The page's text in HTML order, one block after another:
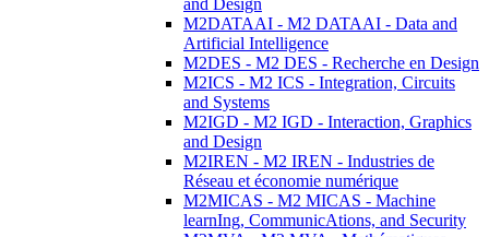
and Design
M2DATAAI - M2 DATAAI - Data and
Artificial Intelligence
M2DES - M2 DES - Recherche en Design
M2ICS - M2 ICS - Integration, Circuits
and Systems
M2IGD - M2 IGD - Interaction, Graphics
and Design
M2IREN - M2 IREN - Industries de
Réseau et économie numérique
M2MICAS - M2 MICAS - Machine
learnIng, CommunicAtions, and Security